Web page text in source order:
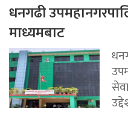
धनगढी
माध्यमबाट